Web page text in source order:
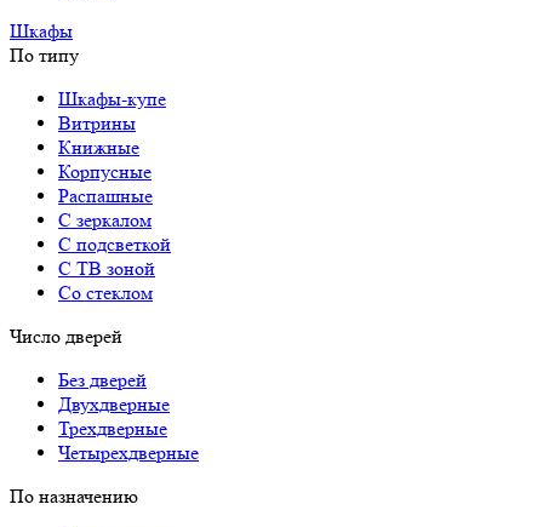
Шкафы
По типу
Шкафы-купе
Витрины
Книжные
Корпусные
Распашные
С зеркалом
С подсветкой
С ТВ зоной
Со стеклом
Число дверей
Без дверей
Двухдверные
Трехдверные
Четырехдверные
По назначению